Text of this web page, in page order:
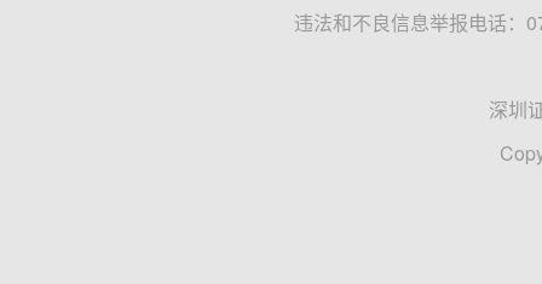
违法和不良信息举报电话：
深圳